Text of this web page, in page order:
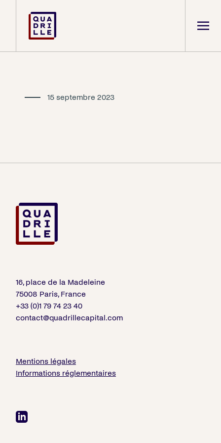
15 septembre 2023
16, place de la Madeleine
75008 Paris, France
+33 (0)1 79 74 23 40
contact@quadrillecapital.com
Mentions légales
Informations réglementaires